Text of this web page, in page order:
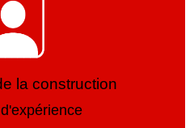
la construction